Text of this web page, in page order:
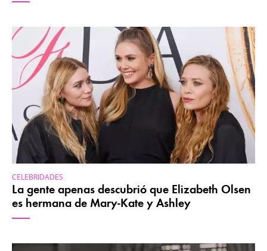
CELEBRIDADES
La gente apenas descubrió que Elizabeth Olsen
es hermana de Mary-Kate y Ashley